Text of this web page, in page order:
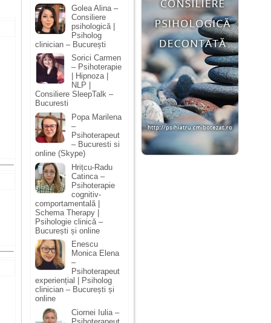
Golea Alina –
Consiliere
psihologică |
Psiholog
clinician – București
Sorici Carmen
– Psihoterapie
| Hipnoza |
NLP |
Consiliere SleepTalk –
Bucuresti
Popa Marilena
–
Psihoterapeut
– Bucuresti si
online (Skype)
Hrițcu-Radu
Catinca –
Psihoterapie
cognitiv-
comportamentală |
Schema Therapy |
Psihologie clinică –
București și online
Enescu
Monica Elena
–
Psihoterapeut
experiențial | Psiholog
clinician – București și
online
Ciornei Iulia –